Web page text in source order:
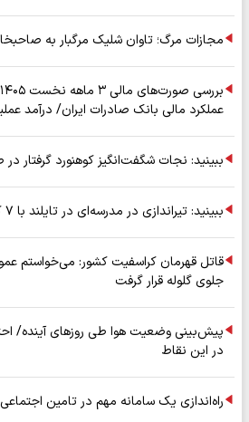
مجازات مرگ؛ تاوان شلیک مرگبار به
عملکرد مالی بانک صادرات ایران/ درآمد عملیاتی ۸۰ درصد
ببینید: نجات شگفت‌انگیز کوهنورد گرفتار در
ببینید: تیراندازی در مدرسه‌ای در تایلند با ۷ کشته
قاتل قهرمان کراسفیت کشور: می‌خواستم
جلوی گلوله قرار گرفت
پیش‌بینی وضعیت هوا طی روزهای آینده/
در این نقاط
راه‌اندازی یک سامانه مهم در تامین اجتماعی